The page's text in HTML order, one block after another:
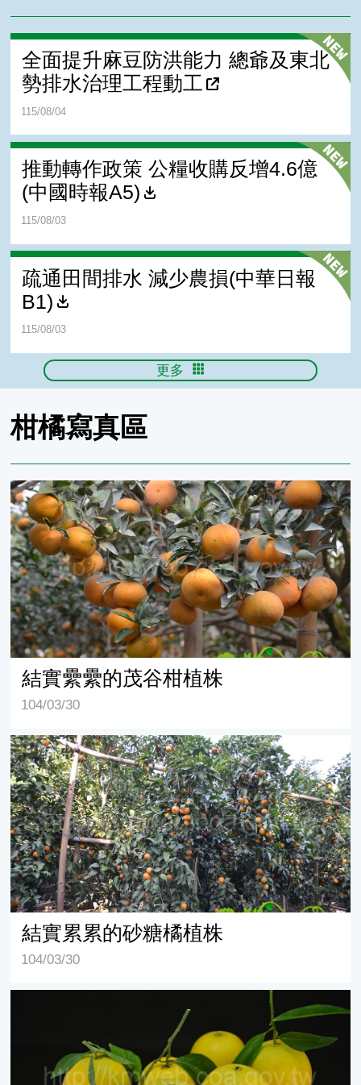
全面提升麻豆防洪能力 總爺及東北
勢排水治理工程動工
115/08/04
推動轉作政策 公糧收購反增4.6億
(中國時報A5)
115/08/03
疏通田間排水 減少農損(中華日報
B1)
115/08/03
更多
柑橘寫真區
結實纍纍的茂谷柑植株
結實纍纍的茂谷柑植株
104/03/30
結實累累的砂糖橘植株
結實累累的砂糖橘植株
104/03/30